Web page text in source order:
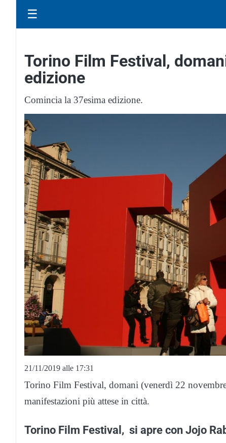
☰
Torino Film Festival,
edizione
Comincia la 37esima edizione.
21/11/2019 alle 17:31
Torino Film Festival, domani (venerdì 22
manifestazioni più attese in città.
Torino Film Festival, si apre con Jojo